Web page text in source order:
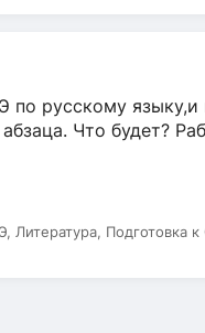
по русскому
Что будет?
Литература, Подготовка